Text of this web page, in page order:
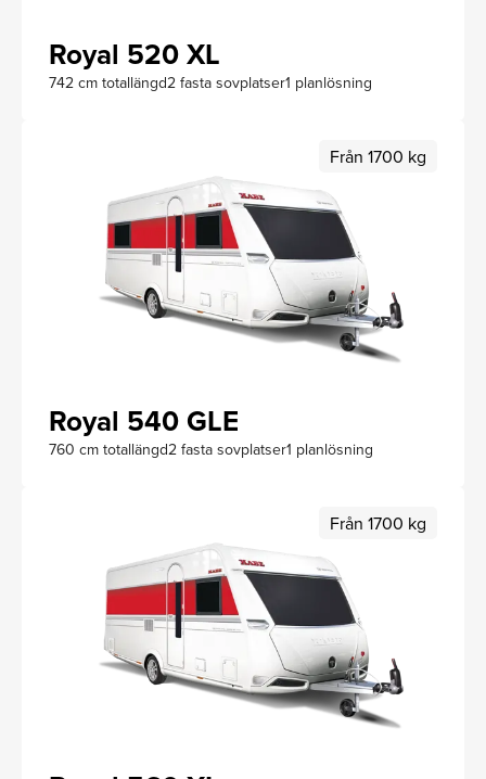
Royal 520 XL
742 cm totallängd2 fasta sovplatser1 planlösning
Från 1700 kg
Royal 540 GLE
760 cm totallängd2 fasta sovplatser1 planlösning
Från 1700 kg